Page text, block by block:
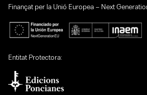
Finançat per la Unió Europea – Next
Entitat Protectora: